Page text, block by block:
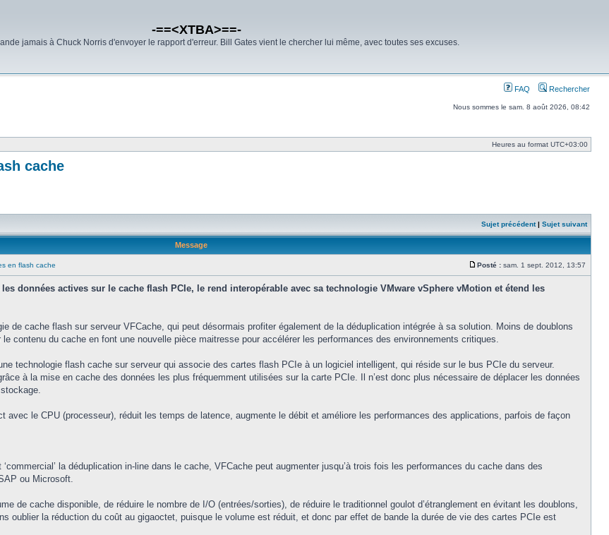
-==<XTBA>==-
jamais à Chuck Norris d'envoyer le rapport d'erreur. Bill Gates vient le chercher lui même, avec toutes ses excuses.
FAQ Rechercher
Nous sommes le sam. 8 août 2026, 08:42
Heures au format UTC+03:00
cache
Sujet précédent| Sujet suivant
Message
en flash cache
Posté : sam. 1 sept. 2012, 13:57
données actives sur le cache flash PCIe, le rend interopérable avec sa technologie VMware vSphere vMotion et étend les
de cache flash sur serveur VFCache, qui peut désormais profiter également de la déduplication intégrée à sa solution. Moins de doublons
contenu du cache en font une nouvelle pièce maitresse pour accélérer les performances des environnements critiques.
technologie flash cache sur serveur qui associe des cartes flash PCIe à un logiciel intelligent, qui réside sur le bus PCIe du serveur.
à la mise en cache des données les plus fréquemment utilisées sur la carte PCIe. Il n’est donc plus nécessaire de déplacer les données
avec le CPU (processeur), réduit les temps de latence, augmente le débit et améliore les performances des applications, parfois de façon
la déduplication in-line dans le cache, VFCache peut augmenter jusqu’à trois fois les performances du cache dans des
ou Microsoft.
de cache disponible, de réduire le nombre de I/O (entrées/sorties), de réduire le traditionnel goulot d’étranglement en évitant les doublons,
oublier la réduction du coût au gigaoctet, puisque le volume est réduit, et donc par effet de bande la durée de vie des cartes PCIe est